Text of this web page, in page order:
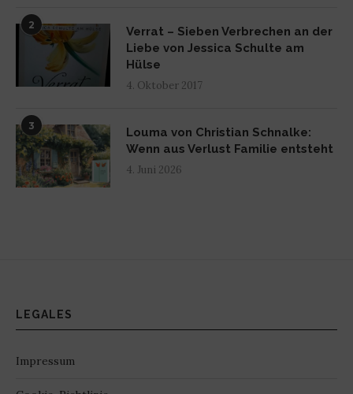
2
Verrat – Sieben Verbrechen an der
Liebe von Jessica Schulte am
Hülse
4. Oktober 2017
3
Louma von Christian Schnalke:
Wenn aus Verlust Familie entsteht
4. Juni 2026
LEGALES
Impressum